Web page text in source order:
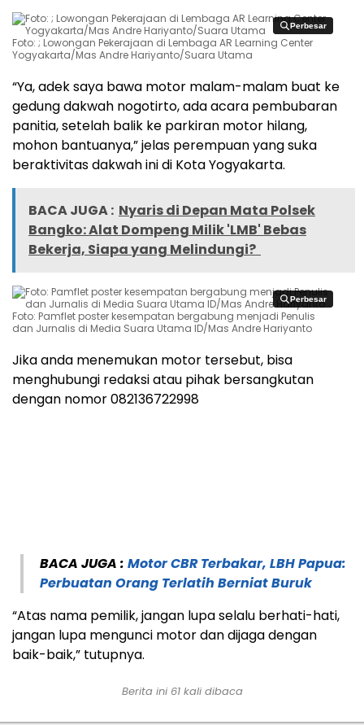
Perbesar
Perbesar
Foto: ; Lowongan Pekerajaan di Lembaga AR Learning Center
Yogyakarta/Mas Andre Hariyanto/Suara Utama
“Ya, adek saya bawa motor malam-malam buat ke
gedung dakwah nogotirto, ada acara pembubaran
panitia, setelah balik ke parkiran motor hilang,
mohon bantuanya,” jelas perempuan yang suka
beraktivitas dakwah ini di Kota Yogyakarta.
BACA JUGA : Nyaris di Depan Mata Polsek
Bangko: Alat Dompeng Milik 'LMB' Bebas
Bekerja, Siapa yang Melindungi?
Perbesar
Perbesar
Foto: Pamflet poster kesempatan bergabung menjadi Penulis
dan Jurnalis di Media Suara Utama ID/Mas Andre Hariyanto
Jika anda menemukan motor tersebut, bisa
menghubungi redaksi atau pihak bersangkutan
dengan nomor 082136722998
BACA JUGA : Motor CBR Terbakar, LBH Papua:
Perbuatan Orang Terlatih Berniat Buruk
“Atas nama pemilik, jangan lupa selalu berhati-hati,
jangan lupa mengunci motor dan dijaga dengan
baik-baik,” tutupnya.
Berita ini 61kali dibaca